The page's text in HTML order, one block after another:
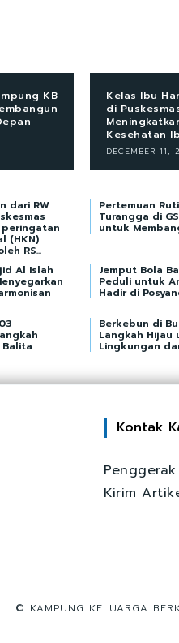
KB
Kelas Ibu
di
Kesehatan
DECEMBER 11,
dari RW
(HKN)
RS...
Pertemuan
Turangga di
untuk
Al Islah Jemput Bola
Peduli untuk
Hadir di
Berkebun di
Langkah Hijau
Lingkungan
Kontak
Kirim
© KAMPUNG KELUARGA